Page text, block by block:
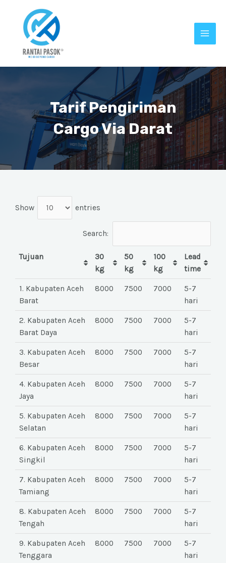
Tarif Pengiriman
Cargo Via Darat
Show entries
Search:
Tujuan
30
kg
50
kg
100
kg
Lead
time
1. Kabupaten Aceh
Barat
8000 7500 7000
5-7
hari
2. Kabupaten Aceh
Barat Daya
8000 7500 7000
5-7
hari
3. Kabupaten Aceh
Besar
8000 7500 7000
5-7
hari
4. Kabupaten Aceh
Jaya
8000 7500 7000
5-7
hari
5. Kabupaten Aceh
Selatan
8000 7500 7000
5-7
hari
6. Kabupaten Aceh
Singkil
8000 7500 7000
5-7
hari
7. Kabupaten Aceh
Tamiang
8000 7500 7000
5-7
hari
8. Kabupaten Aceh
Tengah
8000 7500 7000
5-7
hari
9. Kabupaten Aceh
Tenggara
8000 7500 7000
5-7
hari